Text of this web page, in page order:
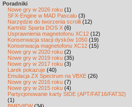
Poradniki
Nowe gry w 2026 roku (1)
SFX-Engine w MAD Pascalu (3)
Narzędzie do tworzenia scrolli (12)
Kartridż Sparta DOS X (6)
Usprawnienia magnetofonu XC12 (12)
Konserwacja stacji dysków 1050 (19)
Konserwacja magnetofonu XC12 (15)
Nowe gry w 2020 roku (2)
Nowe gry w 2019 roku (35)
Nowe gry w 2017 roku (3)
Larek pokazuje (40)
Emulacja ZX Spectrum na VBXE (26)
Nowe gry w 2016 roku (7)
Nowe gry w 2015 roku (4)
Partycjonowanie karty SIDE (APT/FAT16/FAT32)
(1)